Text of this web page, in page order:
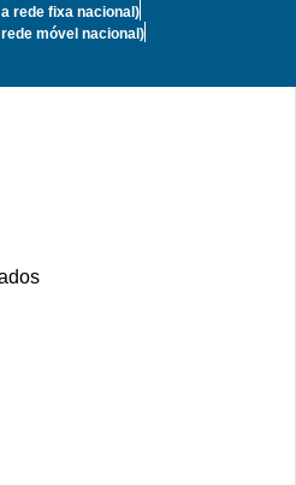
rede fixa nacional)
móvel nacional)